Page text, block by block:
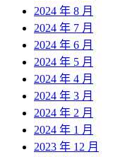
2024 年 8 月
2024 年 7 月
2024 年 6 月
2024 年 5 月
2024 年 4 月
2024 年 3 月
2024 年 2 月
2024 年 1 月
2023 年 12 月